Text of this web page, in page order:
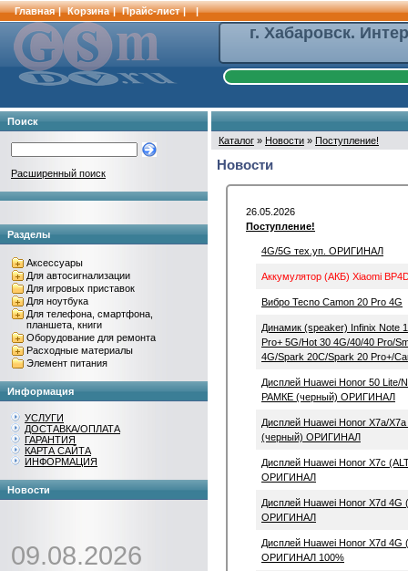
Главная | Корзина | Прайс-лист | |
г. Хабаровск.
Поиск
Расширенный поиск
Разделы
Аксессуары
Для автосигнализации
Для игровых приставок
Для ноутбука
Для телефона, смартфона,
планшета, книги
Оборудование для ремонта
Расходные материалы
Элемент питания
Информация
УСЛУГИ
ДОСТАВКА/ОПЛАТА
ГАРАНТИЯ
КАРТА САЙТА
ИНФОРМАЦИЯ
Новости
09.08.2026
Каталог » Новости » Поступление!
Новости
26.05.2026
Поступление!
4G/5G тех.уп. ОРИГИНАЛ
Аккумулятор (АКБ) Xiaomi
Вибро Tecno Camon 20 Pro 4G
Динамик (speaker) Infinix Note
Pro+ 5G/Hot 30 4G/40/40 Pro/
4G/Spark 20C/Spark 20 Pro+/
Дисплей Huawei Honor 50 Lite/
РАМКЕ (черный) ОРИГИНАЛ
Дисплей Huawei Honor X7a/
(черный) ОРИГИНАЛ
Дисплей Huawei Honor X7c
ОРИГИНАЛ
Дисплей Huawei Honor X7d
ОРИГИНАЛ
Дисплей Huawei Honor X7d
ОРИГИНАЛ 100%